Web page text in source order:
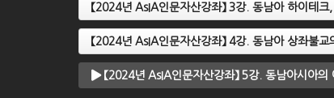
【2024년 AsIA인문자산강좌】 3강. 동남아 하이테
【2024년 AsIA인문자산강좌】 4강. 동남아 상좌불
【2024년 AsIA인문자산강좌】 5강. 동남아시아의